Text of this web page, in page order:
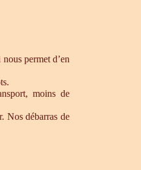
permet d’en
moins de
Nos débarras de